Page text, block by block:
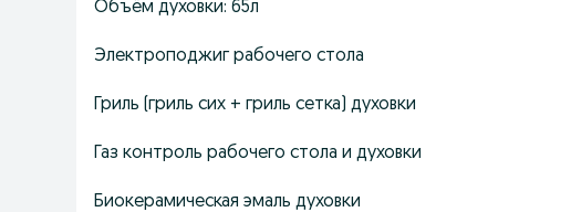
Объём духовки: 65л
Электроподжиг рабочего стола
Гриль (гриль сих + гриль сетка) духовки
Газ контроль рабочего стола и духовки
Биокерамическая эмаль духовки